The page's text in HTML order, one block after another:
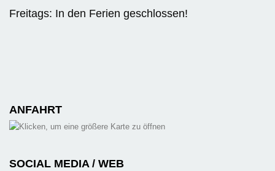
Freitags: In den Ferien geschlossen!
ANFAHRT
SOCIAL MEDIA / WEB